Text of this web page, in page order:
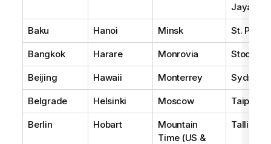
Baku Hanoi Minsk St.
Bangkok Harare Monrovia
Beijing Hawaii Monterrey Sydney
Belgrade Helsinki Moscow Taipei
Berlin Hobart
Mountain
Time (US &
Tallinn